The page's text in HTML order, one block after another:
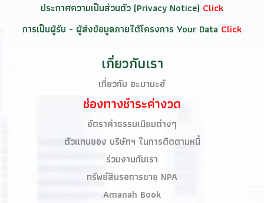
ประกาศความเป็นส่วนตัว (Privacy Notice) Click
การเป็นผู้รับ - ผู้ส่งข้อมูลภายใต้โครงการ Your Data Click
เกี่ยวกับเรา
เกี่ยวกับ อะมานะฮ์
ช่องทางชำระค่างวด
อัตราค่าธรรมเนียมต่างๆ
ตัวแทนของ บริษัทฯ ในการติดตามหนี้
ร่วมงานกับเรา
ทรัพย์สินรอการขาย NPA
Amanah Book​